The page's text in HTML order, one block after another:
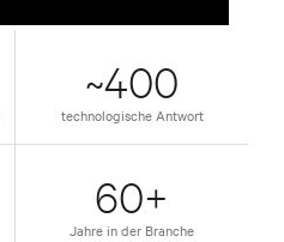
~400
technologische Antwort
60+
Jahre in der Branche